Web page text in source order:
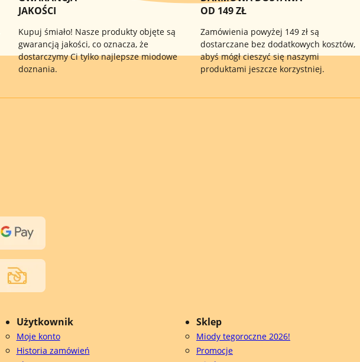
JAKOŚCI
Kupuj śmiało! Nasze produkty objęte są
gwarancją jakości, co oznacza, że
dostarczymy Ci tylko najlepsze miodowe
doznania.
OD 149 ZŁ
Zamówienia powyżej 149 zł są
dostarczane bez dodatkowych kosztów,
abyś mógł cieszyć się naszymi
produktami jeszcze korzystniej.
Użytkownik
Moje konto
Historia zamówień
Sklep
Miody tegoroczne 2026!
Promocje